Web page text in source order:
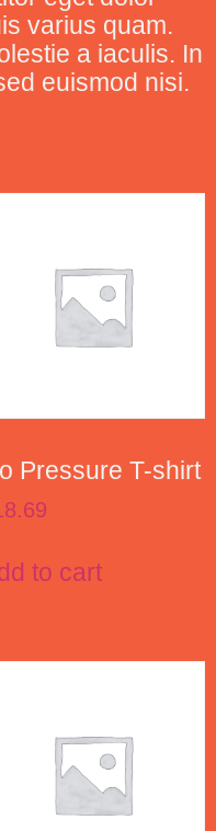
varius quam.
a iaculis. In
euismod nisi.
Pressure T-shirt
to cart